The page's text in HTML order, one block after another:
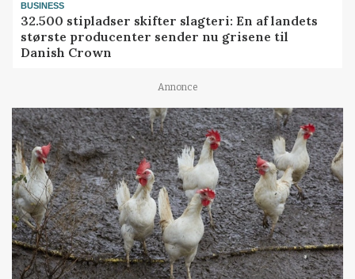
BUSINESS
32.500 stipladser skifter slagteri: En af landets
største producenter sender nu grisene til
Danish Crown
Annonce